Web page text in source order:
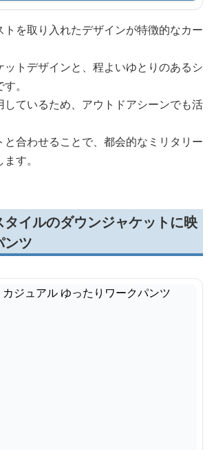
トを取り入れたデザインが特徴的なカー
ットデザインと、程よいゆとりのあるシ
。
しているため、アウトドアシーンでも活
と合わせることで、都会的なミリタリー
す。
タイルのダウンジャケットに映
ンツ